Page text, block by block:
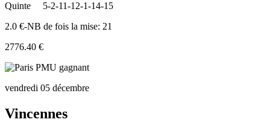
Quinte
5-2-11-12-1-14-15
2.0 €-NB de fois la mise: 21
2776.40 €
vendredi 05 décembre
Vincennes